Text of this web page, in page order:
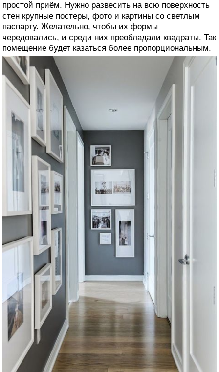
простой приём. Нужно развесить на всю поверхность
стен крупные постеры, фото и картины со светлым
паспарту. Желательно, чтобы их формы
чередовались, и среди них преобладали квадраты. Так
помещение будет казаться более пропорциональным.